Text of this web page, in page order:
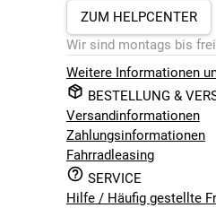
ZUM HELPCENTER
Wir sind montags bis
Weitere Informationen
BESTELLUNG &
Versandinformationen
Zahlungsinformationen
Fahrradleasing
SERVICE
Hilfe / Häufig gestellte